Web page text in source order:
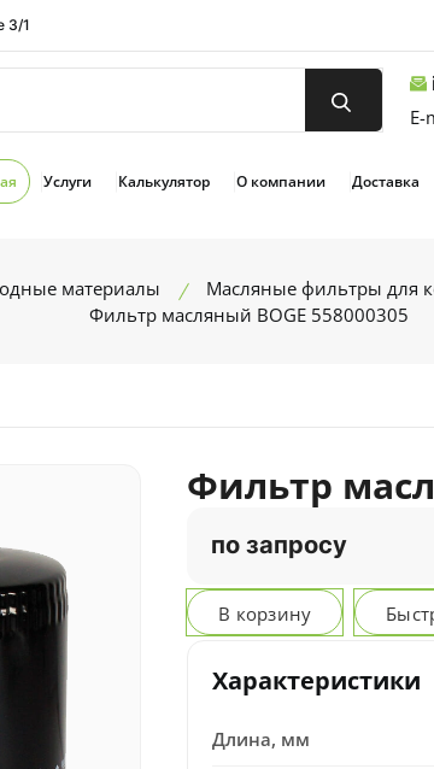
3/1
E-
Услуги Калькулятор О компании Доставка
материалы Масляные фильтры для
Фильтр масляный BOGE 558000305
Фильтр
по запросу
В корзину
Характеристики
Длина, мм